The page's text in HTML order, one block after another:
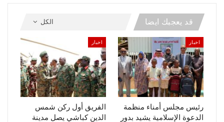
الكل قد يعجبك ايضا
اخبار
رئيس مجلس أمناء منظمة
الدعوة الإسلامية يشيد بدور
اخبار
الفريق أول ركن شمس
الدين كباشي يصل مدينة